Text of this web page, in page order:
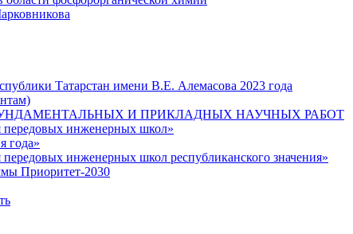
Татарстан имени В.Е. Алемасова 2023 года
И ПРИКЛАДНЫХ НАУЧНЫХ РАБОТ
передовых инженерных школ»
года»
инженерных школ республиканского значения»
Приоритет-2030